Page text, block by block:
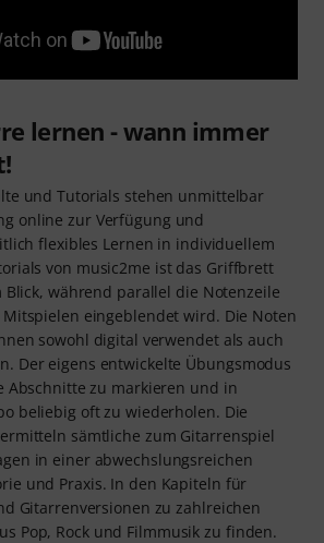
lernen - wann immer
und Tutorials stehen unmittelbar
online zur Verfügung und
flexibles Lernen in individuellem
von music2me ist das Griffbrett
während parallel die Notenzeile
eingeblendet wird. Die Noten
sowohl digital verwendet als auch
Der eigens entwickelte Übungsmodus
Abschnitte zu markieren und in
beliebig oft zu wiederholen. Die
sämtliche zum Gitarrenspiel
in einer abwechslungsreichen
und Praxis. In den Kapiteln für
Gitarrenversionen zu zahlreichen
Pop, Rock und Filmmusik zu finden.